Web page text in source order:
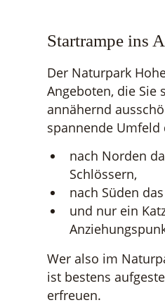
Startrampe ins
Der Naturpark
Angeboten, die
annähernd
spannende Umfeld
nach Norden
Schlössern,
nach Süden
und nur ein
Wer also im
ist bestens
erfreuen.